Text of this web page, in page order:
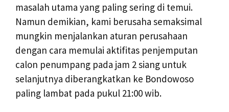
masalah utama yang paling sering di temui.
Namun demikian, kami berusaha semaksimal
mungkin menjalankan aturan perusahaan
dengan cara memulai aktifitas penjemputan
calon penumpang pada jam 2 siang untuk
selanjutnya diberangkatkan ke Bondowoso
paling lambat pada pukul 21:00 wib.